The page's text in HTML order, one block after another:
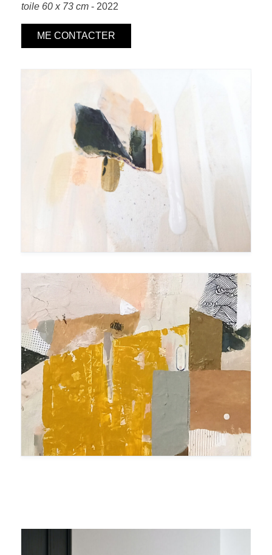
toile 60 x 73 cm - 2022
ME CONTACTER